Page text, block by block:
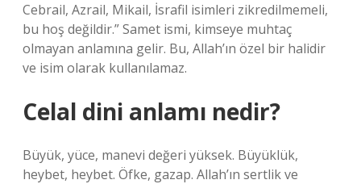
Cebrail, Azrail, Mikail, İsrafil isimleri zikredilmemeli,
bu hoş değildir.” Samet ismi, kimseye muhtaç
olmayan anlamına gelir. Bu, Allah’ın özel bir halidir
ve isim olarak kullanılamaz.
Celal dini anlamı nedir?
Büyük, yüce, manevi değeri yüksek. Büyüklük,
heybet, heybet. Öfke, gazap. Allah’ın sertlik ve